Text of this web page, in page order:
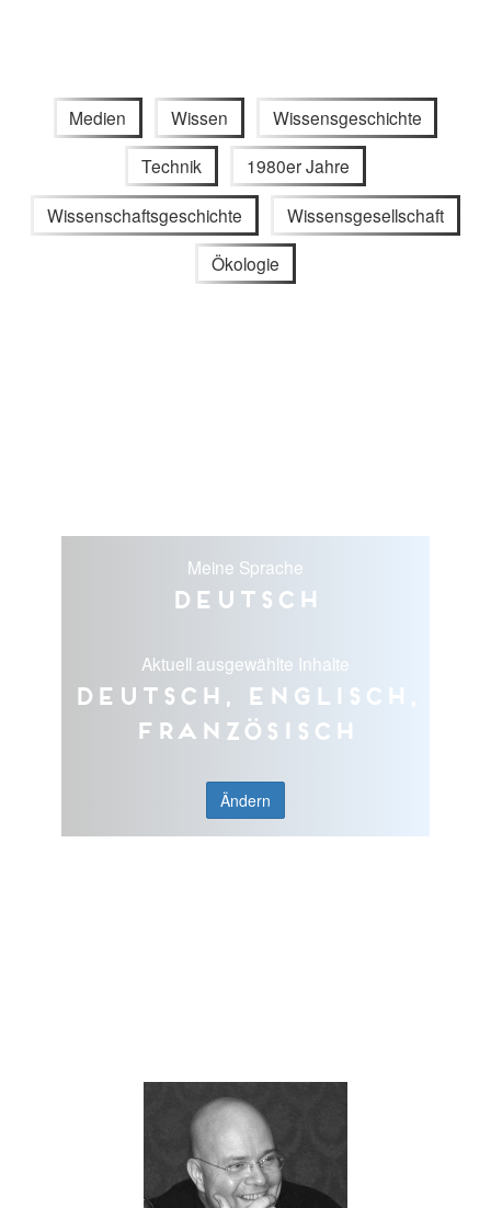
Medien Wissen Wissensgeschichte
Technik 1980er Jahre
Wissenschaftsgeschichte Wissensgesellschaft
Ökologie
Meine Sprache
Deutsch
Aktuell ausgewählte Inhalte
Deutsch, Englisch,
Französisch
Ändern